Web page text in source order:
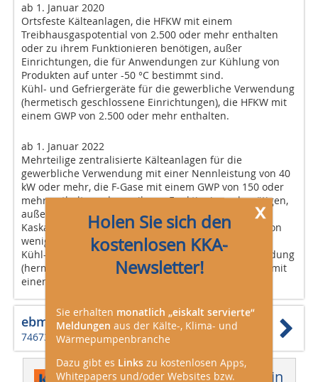
ab 1. Januar 2020
Ortsfeste Kälteanlagen, die HFKW mit einem
Treibhausgaspotential von 2.500 oder mehr enthalten
oder zu ihrem Funktionieren benötigen, außer
Einrichtungen, die für Anwendungen zur Kühlung von
Produkten auf unter -50 °C bestimmt sind.
Kühl- und Gefriergeräte für die gewerbliche Verwendung
(hermetisch geschlossene Einrichtungen), die HFKW mit
einem GWP von 2.500 oder mehr enthalten.
ab 1. Januar 2022
Mehrteilige zentralisierte Kälteanlagen für die
gewerbliche Verwendung mit einer Nennleistung von 40
kW oder mehr, die F-Gase mit einem GWP von 150 oder
mehr enthalten oder zu ihrem Funktionieren benötigen,
außer im primären Kältemittelkreislauf in
Kaskadensystemen, in dem F-Gase mit einem GWP von
weniger als 1.500 verwendet werden dürfen.
Kühl- und Gefriergeräte für die gewerbliche Verwendung
(hermetisch geschlossene Einrichtungen), die HFKW mit
einem GWP von 150 oder mehr enthalten.
ebm-papst Mulfingen GmbH & Co. KG
74673 Mulfingen
Dieser Artikel erschien in
x
Holen Sie sich den
kostenlosen KKA-
Newsletter!
Sie erhalten monatlich „eiskalt servierte“
Meldungen aus der Kälte-, Klima- und
Wärmepumpenbranche
Dazu gibt es Links zu kostenlosen Apps,
Whitepapers und/oder Websites bzw.